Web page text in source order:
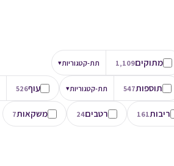
מתוקים1,109 תת-קטגוריות▾
תוספות547 תת-קטגוריות▾ עוף526
ריבות161 רטבים24 משקאות7